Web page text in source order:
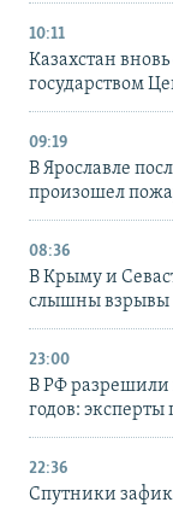
10:11
Казахстан
государством
09:19
В Ярославле
произошел
08:36
В Крыму и
слышны взрывы
23:00
В РФ разрешили
годов:
22:36
Спутники